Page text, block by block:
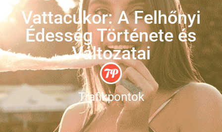
Vattacukor: A Felhőnyi
Édesség Története és
Változatai
Trafikpontok